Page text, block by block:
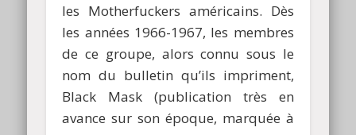
les Motherfuckers américains. Dès
les années 1966-1967, les membres
de ce groupe, alors connu sous le
nom du bulletin qu’ils impriment,
Black Mask (publication très en
avance sur son époque, marquée à